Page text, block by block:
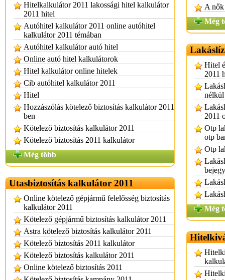
Hitelkalkulátor 2011 lakossági hitel kalkulátor
2011 hitel
Autóhitel kalkulátor 2011 online autóhitel
kalkulátor 2011 témában
Autóhitel kalkulátor autó hitel
Online autó hitel kalkulátorok
Hitel kalkulátor online hitelek
Cib autóhitel kalkulátor 2011
Hitel
Hozzászólás kötelező biztosítás kalkulátor 2011
ben
Kötelező biztosítás kalkulátor 2011
Kötelező biztosítás 2011 kalkulátor
Még több
Utasbiztosítás kalkulátor 2011
Online kötelező gépjármű felelősség biztosítás
kalkulátor 2011
Kötelező gépjármű biztosítás kalkulátor 2011
Astra kötelező biztosítás kalkulátor 2011
Kötelező biztosítás 2011 kalkulátor
Kötelező biztosítás kalkulátor 2011
Online kötelező biztosítás 2011
A nők
Még
Hitel
2011
2011
Otp
otp
Otp
Még